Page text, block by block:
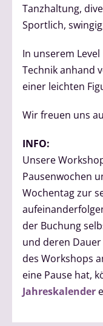
Tanzhaltung,
Sportlich,
In unserem
Technik anhand
einer leichten
Wir freuen uns
INFO:
Unsere
Pausenwochen
Wochentag zur
der Buchung
und deren
des Workshops
eine Pause hat,
Jahreskalender